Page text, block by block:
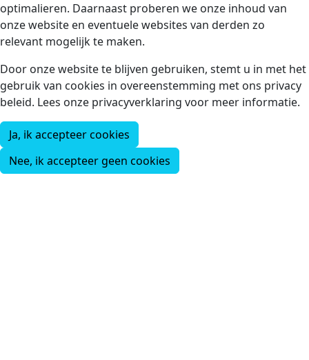
optimalieren. Daarnaast proberen we onze inhoud van
onze website en eventuele websites van derden zo
relevant mogelijk te maken.
Door onze website te blijven gebruiken, stemt u in met het
gebruik van cookies in overeenstemming met ons privacy
beleid. Lees onze privacyverklaring voor meer informatie.
Ja, ik accepteer cookies
Nee, ik accepteer geen cookies